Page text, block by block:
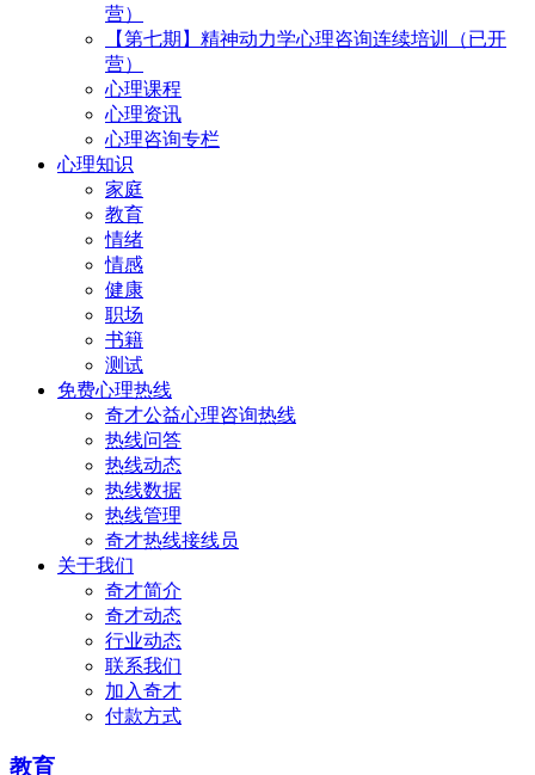
营）
【第七期】精神动力学心理咨询连续培训（已开
营）
心理课程
心理资讯
心理咨询专栏
心理知识
家庭
教育
情绪
情感
健康
职场
书籍
测试
免费心理热线
奇才公益心理咨询热线
热线问答
热线动态
热线数据
热线管理
奇才热线接线员
关于我们
奇才简介
奇才动态
行业动态
联系我们
加入奇才
付款方式
教育